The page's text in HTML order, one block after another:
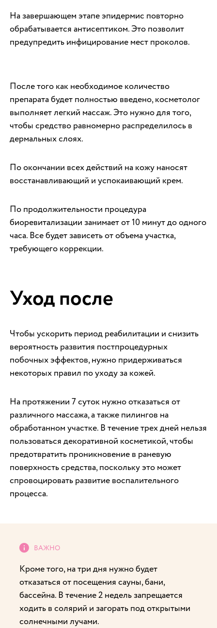
На завершающем этапе эпидермис повторно
обрабатывается антисептиком. Это позволит
предупредить инфицирование мест проколов.
После того как необходимое количество
препарата будет полностью введено, косметолог
выполняет легкий массаж. Это нужно для того,
чтобы средство равномерно распределилось в
дермальных слоях.
По окончании всех действий на кожу наносят
восстанавливающий и успокаивающий крем.
По продолжительности процедура
биоревитализации занимает от 10 минут до одного
часа. Все будет зависеть от объема участка,
требующего коррекции.
Уход после
Чтобы ускорить период реабилитации и снизить
вероятность развития постпроцедурных
побочных эффектов, нужно придерживаться
некоторых правил по уходу за кожей.
На протяжении 7 суток нужно отказаться от
различного массажа, а также пилингов на
обработанном участке. В течение трех дней нельзя
пользоваться декоративной косметикой, чтобы
предотвратить проникновение в раневую
поверхность средства, поскольку это может
спровоцировать развитие воспалительного
процесса.
Кроме того, на три дня нужно будет
отказаться от посещения сауны, бани,
бассейна. В течение 2 недель запрещается
ходить в солярий и загорать под открытыми
солнечными лучами.